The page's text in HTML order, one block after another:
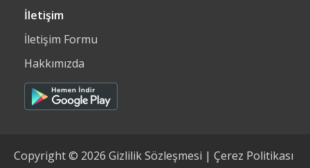
İletişim
İletişim Formu
Hakkımızda
Copyright © 2026 Gizlilik Sözleşmesi | Çerez Politikası